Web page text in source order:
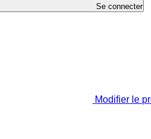
Se connecter
Modifier le